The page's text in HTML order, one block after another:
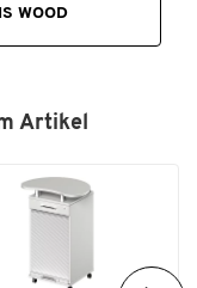
WOOD
Artikel